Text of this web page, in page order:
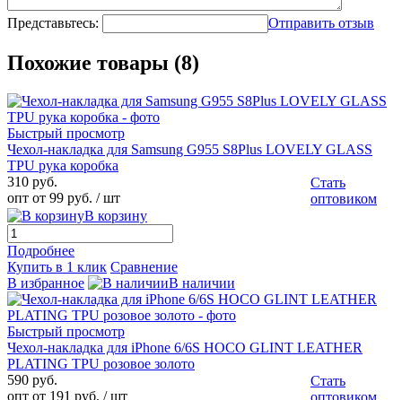
Представьтесь: Отправить отзыв
Похожие товары (8)
Быстрый просмотр
Чехол-накладка для Samsung G955 S8Plus LOVELY GLASS
TPU рука коробка
310 руб.
опт от 99 руб. / шт
Стать
оптовиком
В корзину
Подробнее
Купить в 1 клик Сравнение
В избранное
В наличии
Быстрый просмотр
Чехол-накладка для iPhone 6/6S HOCO GLINT LEATHER
PLATING TPU розовое золото
590 руб.
опт от 191 руб. / шт
Стать